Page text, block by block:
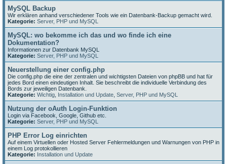
MySQL Backup
Wir erklären anhand verschiedener Tools wie ein Datenbank-Backup gemacht wird.
Kategorie: Server, PHP und MySQL
MySQL: wo bekomme ich das und wo finde ich eine
Dokumentation?
Informationen zur Datenbank MySQL
Kategorie: Server, PHP und MySQL
Neuerstellung einer config.php
Die config.php die eine der zentralen und wichtigsten Dateien von phpBB und hat für
jedes Bord einen eindeutigen Inhalt. Sie beschreibt die individuelle Verbindung des
Bords zur jeweiligen Datenbank.
Kategorie: Wichtig Installation und Update Server, PHP und MySQL
Nutzung der oAuth Login-Funktion
Login via Facebook, Google, Github etc.
Kategorie: Server, PHP und MySQL
PHP Error Log einrichten
Auf einem Virtuellen oder Hosted Server Fehlermeldungen und Warnungen von PHP in
einem Log protokollieren
Kategorie: Installation und Update